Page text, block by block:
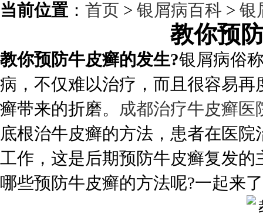
当前位置 ： 首页 > 银屑病百科 > 银
教你预
教你预防牛皮癣的发生?银屑病俗
病，不仅难以治疗，而且很容易
癣带来的折磨。 成都治疗牛皮癣医
底根治牛皮癣的方法，患者在医
工作，这是后期预防牛皮癣复发
哪些预防牛皮癣的方法呢?一起来